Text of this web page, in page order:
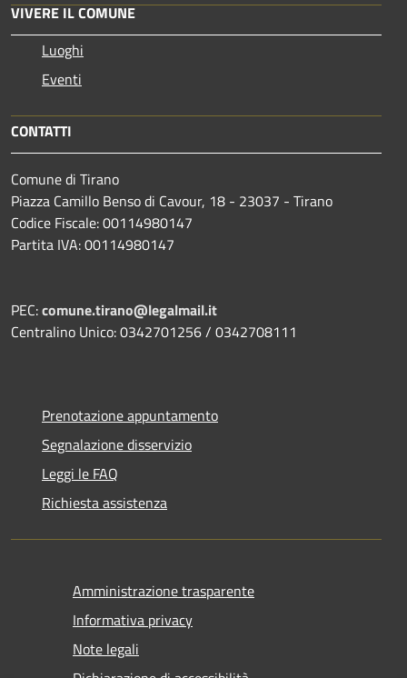
VIVERE IL COMUNE
Luoghi
Eventi
CONTATTI
Comune di Tirano
Piazza Camillo Benso di Cavour, 18 - 23037 - Tirano
Codice Fiscale: 00114980147
Partita IVA: 00114980147
PEC:comune.tirano@legalmail.it
Centralino Unico: 0342701256 / 0342708111
Prenotazione appuntamento
Segnalazione disservizio
Leggi le FAQ
Richiesta assistenza
Amministrazione trasparente
Informativa privacy
Note legali